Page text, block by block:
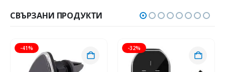
СВЪРЗАНИ ПРОДУКТИ
-41% -32%